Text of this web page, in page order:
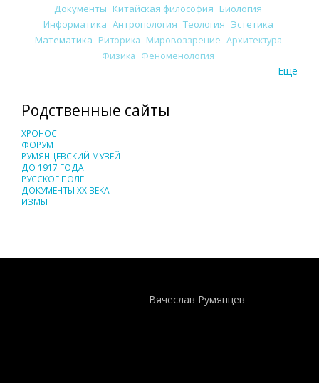
Документы Китайская философия Биология
Информатика Антропология Теология Эстетика
Математика Риторика Мировоззрение Архитектура
Физика Феноменология
Еще
Родственные сайты
ХРОНОС
ФОРУМ
РУМЯНЦЕВСКИЙ МУЗЕЙ
ДО 1917 ГОДА
РУССКОЕ ПОЛЕ
ДОКУМЕНТЫ XX ВЕКА
ИЗМЫ
Вячеслав Румянцев